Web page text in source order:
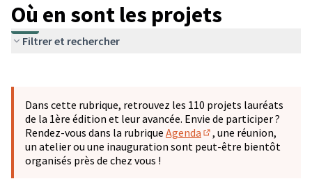
Où en sont les projets
Filtrer et rechercher
−
Dans cette rubrique, retrouvez les 110 projets lauréats
de la 1ère édition et leur avancée. Envie de participer ?
Rendez-vous dans la rubrique Agenda
(S'ouvre dans un
, une réunion,
un atelier ou une inauguration sont peut-être bientôt
organisés près de chez vous !